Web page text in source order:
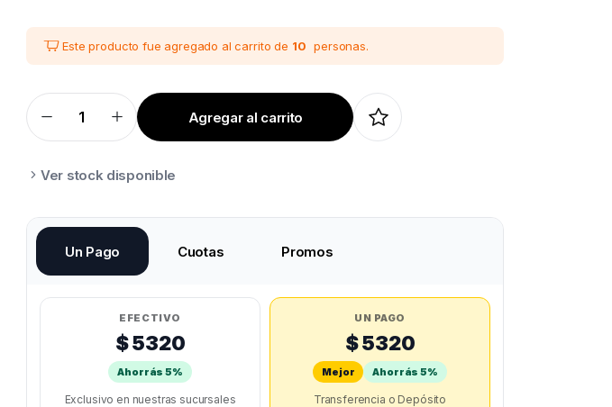
Este producto fue agregado al carrito de 10 personas.
BARREL
GARGANTA
ARTILLERY
GENIUS
X2
quantity
Agregar al carrito
Ver stock disponible
Un Pago Cuotas Promos
EFECTIVO
$ 5320
Ahorrás 5%
Exclusivo en nuestras sucursales
UN PAGO
$ 5320
Mejor Ahorrás 5%
Transferencia o Depósito